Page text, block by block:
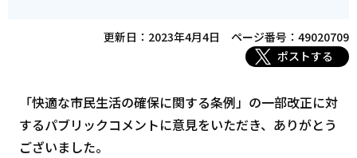
更新日：2023年4月4日
ページ番号：49020709
ポストする
「快適な市民生活の確保に関する条例」の一部改正に対
するパブリックコメントに意見をいただき、ありがとう
ございました。